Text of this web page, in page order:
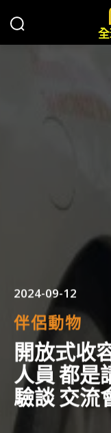
2024-09-12
伴侶動物
開放式收
人員 都是
驗談 交流